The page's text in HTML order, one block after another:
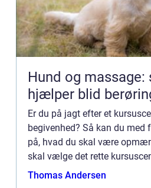
Hund og massage:
hjælper blid
Er du på jagt efter et
begivenhed? Så kan du med
på, hvad du skal være
skal vælge det rette
begivenhed. Vi hjælper dig
Thomas Andersen